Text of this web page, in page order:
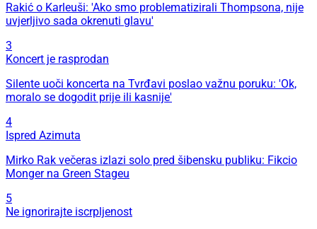
Rakić o Karleuši: 'Ako smo problematizirali Thompsona, nije
uvjerljivo sada okrenuti glavu'
3
Koncert je rasprodan
Silente uoči koncerta na Tvrđavi poslao važnu poruku: 'Ok,
moralo se dogodit prije ili kasnije'
4
Ispred Azimuta
Mirko Rak večeras izlazi solo pred šibensku publiku: Fikcio
Monger na Green Stageu
5
Ne ignorirajte iscrpljenost